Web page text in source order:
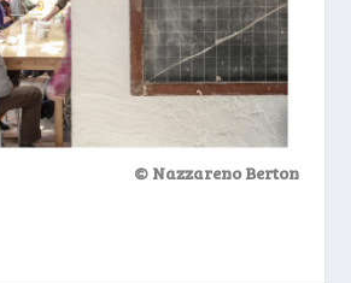
© Nazzareno Berton